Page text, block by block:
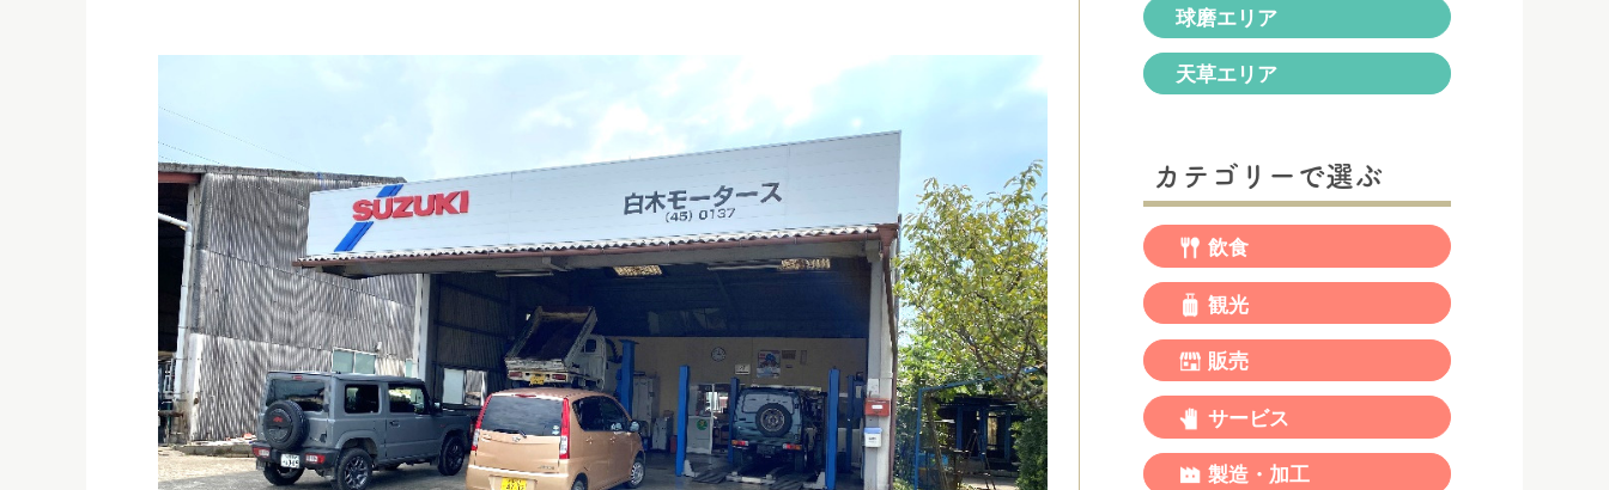
球磨エリア
天草エリア
カテゴリーで選ぶ
飲食
観光
販売
サービス
製造・加工